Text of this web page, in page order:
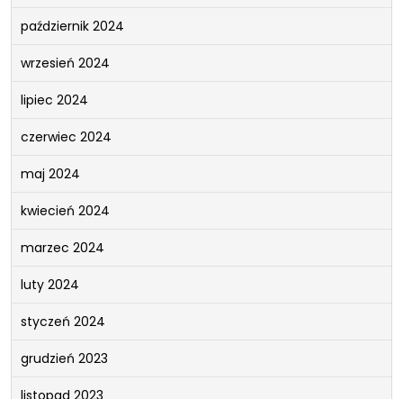
październik 2024
wrzesień 2024
lipiec 2024
czerwiec 2024
maj 2024
kwiecień 2024
marzec 2024
luty 2024
styczeń 2024
grudzień 2023